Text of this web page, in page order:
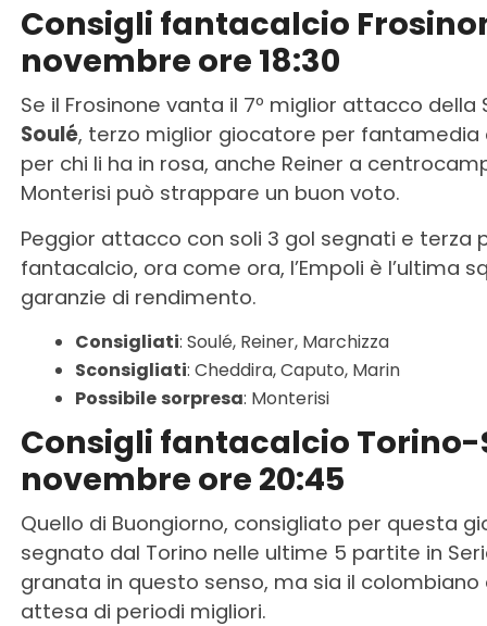
Consigli fantacalcio
novembre ore 18:30
Se il Frosinone vanta il 7º miglior attacco
Soulé, terzo miglior giocatore per fantamedia
per chi li ha in rosa, anche Reiner a
Monterisi può strappare un buon voto.
Peggior attacco con soli 3 gol segnati e terza
fantacalcio, ora come ora, l’Empoli è l’ultima
garanzie di rendimento.
Consigliati: Soulé, Reiner, Marchizza
Sconsigliati: Cheddira, Caputo, Marin
Possibile sorpresa: Monterisi
Consigli fantacalcio Torino-
novembre ore 20:45
Quello di Buongiorno, consigliato per questa
segnato dal Torino nelle ultime 5 partite in
granata in questo senso, ma sia il
attesa di periodi migliori.